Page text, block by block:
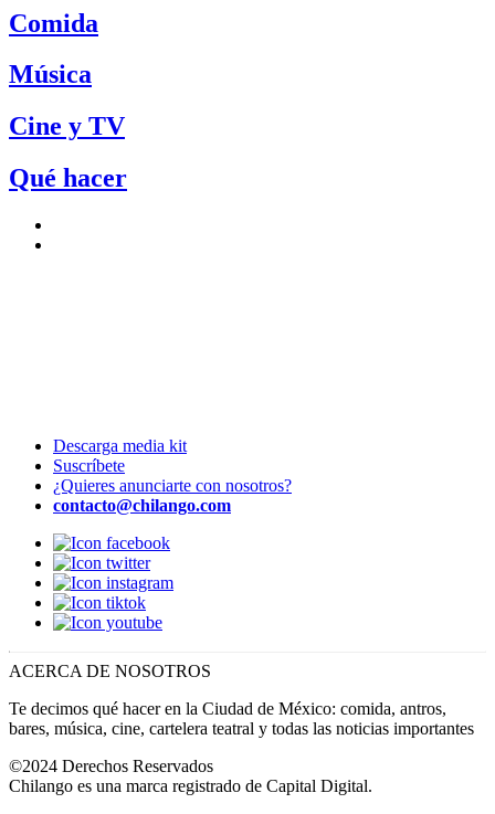
Comida
Música
Cine y TV
Qué hacer
Descarga media kit
Suscríbete
¿Quieres anunciarte con nosotros?
contacto@chilango.com
ACERCA DE NOSOTROS
Te decimos qué hacer en la Ciudad de México: comida, antros,
bares, música, cine, cartelera teatral y todas las noticias importantes
©2024 Derechos Reservados
Chilango es una marca registrado de Capital Digital.